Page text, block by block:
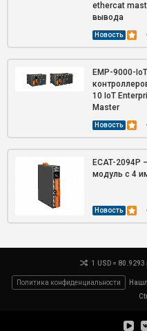
ethercat
вывода
Новость
EMP-9000-
10 IoT
Master
Новость
ECAT-2094P
модуль с 4
Новость
1 USD =
Политика конфиденциальности